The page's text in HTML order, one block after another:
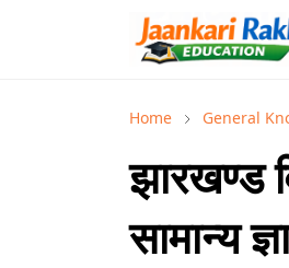
Home General
झारखण्ड
सामान्य